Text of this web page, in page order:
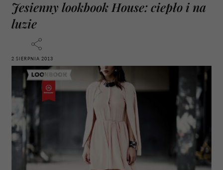
Jesienny lookbook House: ciepło i na
luzie
2 SIERPNIA 2013